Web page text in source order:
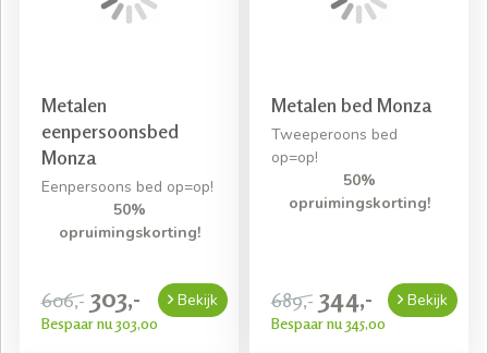
Metalen
eenpersoonsbed
Monza
Eenpersoons bed op=op!
50%
opruimingskorting!
606,- 303,-
Bespaar nu 303,00
Bekijk
Metalen bed Monza
Tweeperoons bed
op=op!
50%
opruimingskorting!
689,- 344,-
Bespaar nu 345,00
Bekijk